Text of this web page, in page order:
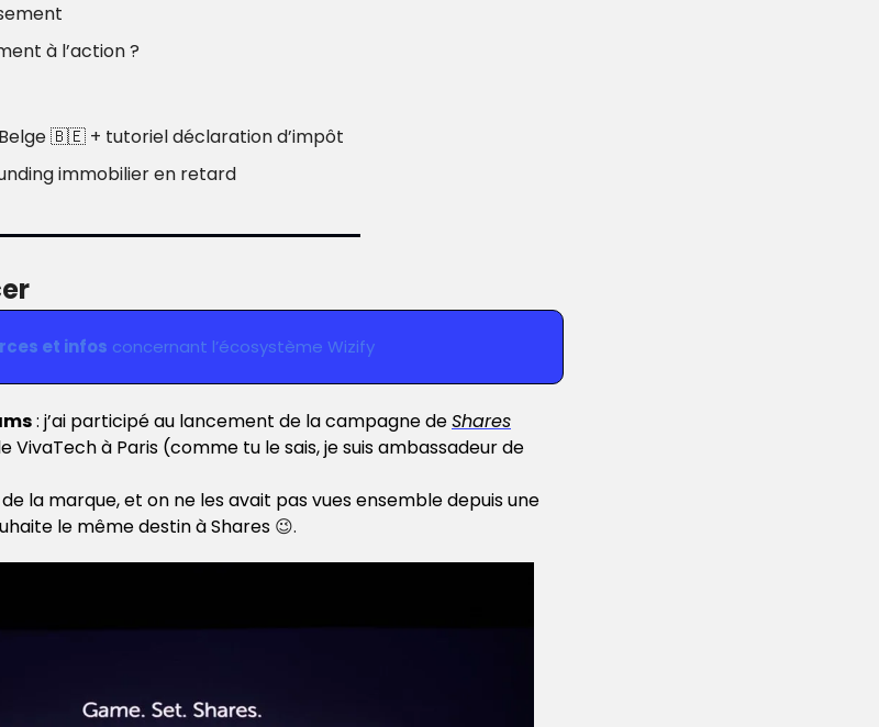
à l’action ?
🇧🇪 + tutoriel déclaration d’impôt
immobilier en retard
et infos concernant l’écosystème Wizify
: j’ai participé au lancement de la campagne de Shares
VivaTech à Paris (comme tu le sais, je suis ambassadeur de
la marque, et on ne les avait pas vues ensemble depuis une
le même destin à Shares 😉.